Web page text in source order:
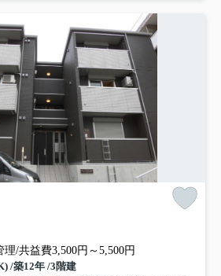
理/共益費3,500円～5,500円
/築12年 /3階建